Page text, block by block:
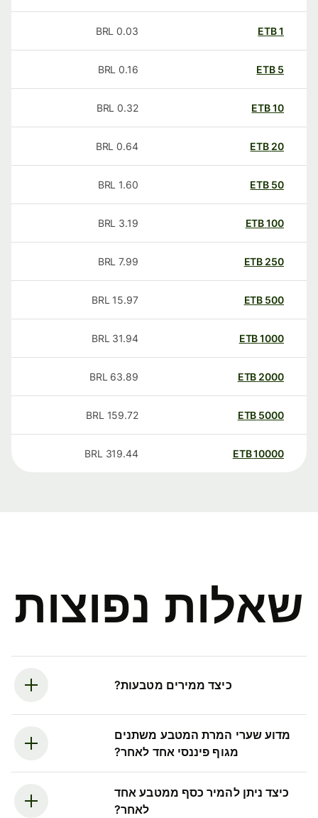
ETB
0.03
BRL
ETB
0.16
BRL
ETB
0.32
BRL
20
ETB
0.64
BRL
50
ETB
1.60
BRL
100
ETB
3.19
BRL
250
ETB
7.99
BRL
500
ETB
15.97
BRL
1000
ETB
31.94
BRL
2000
ETB
63.89
BRL
5000
ETB
159.72
BRL
10000
ETB
319.44
BRL
שאלות נפוצות
כיצד ממירים מטבעות?
מדוע שערי המרת המטבע משתנים
מגוף פיננסי אחד לאחר?
כיצד ניתן להמיר כסף ממטבע אחד
לאחר?